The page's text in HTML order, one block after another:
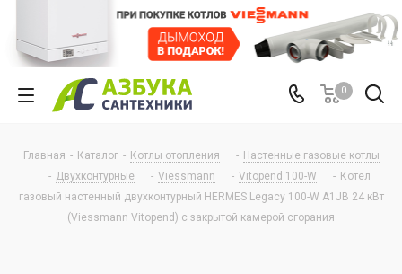
0
Главная - Каталог - Котлы отопления - Настенные газовые котлы
- Двухконтурные - Viessmann - Vitopend 100-W - Котел
газовый настенный двухконтурный HERMES Legacy 100-W A1JB 24 кВт
(Viessmann Vitopend) с закрытой камерой сгорания